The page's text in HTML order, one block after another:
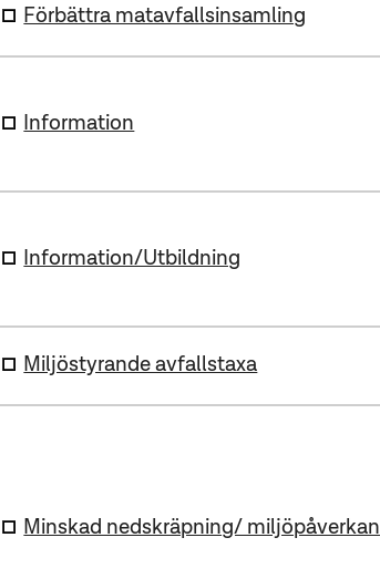
Förbättra matavfallsinsamling
Information
Information/Utbildning
Miljöstyrande avfallstaxa
Minskad nedskräpning/ miljöpåverkan